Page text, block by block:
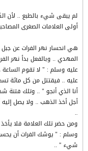
لم يبقى شيء بالطبع .. لأن
أولى العلامات الصغرى
هي انحسار نهر الفرات عن
المهدي .. وبالفعل بدأ نهر
عليه وسلم : " لا تقوم
عليه .. فيقتتل من كل مائة
أنا الذي أنجو " .. وتلك فتنة
أجل أخذ الذهب .. ولا يصل إليه
..
ومن حضر تلك العلامة فلا
وسلم : " يوشك الفرات أن
شيء " ..